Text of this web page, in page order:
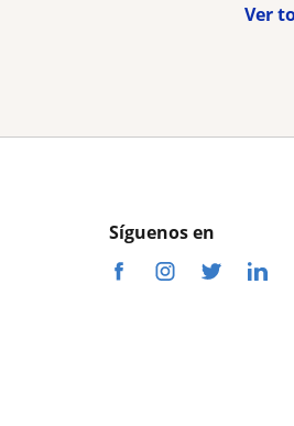
Ver
Síguenos en